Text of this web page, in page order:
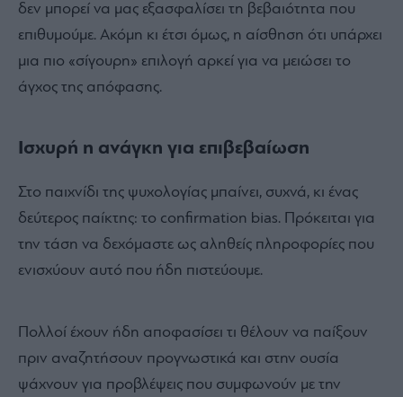
δεν μπορεί να μας εξασφαλίσει τη βεβαιότητα που
επιθυμούμε. Ακόμη κι έτσι όμως, η αίσθηση ότι υπάρχει
μια πιο «σίγουρη» επιλογή αρκεί για να μειώσει το
άγχος της απόφασης.
Ισχυρή η ανάγκη για επιβεβαίωση
Στο παιχνίδι της ψυχολογίας μπαίνει, συχνά, κι ένας
δεύτερος παίκτης: το confirmation bias. Πρόκειται για
την τάση να δεχόμαστε ως αληθείς πληροφορίες που
ενισχύουν αυτό που ήδη πιστεύουμε.
Πολλοί έχουν ήδη αποφασίσει τι θέλουν να παίξουν
πριν αναζητήσουν προγνωστικά και στην ουσία
ψάχνουν για προβλέψεις που συμφωνούν με την